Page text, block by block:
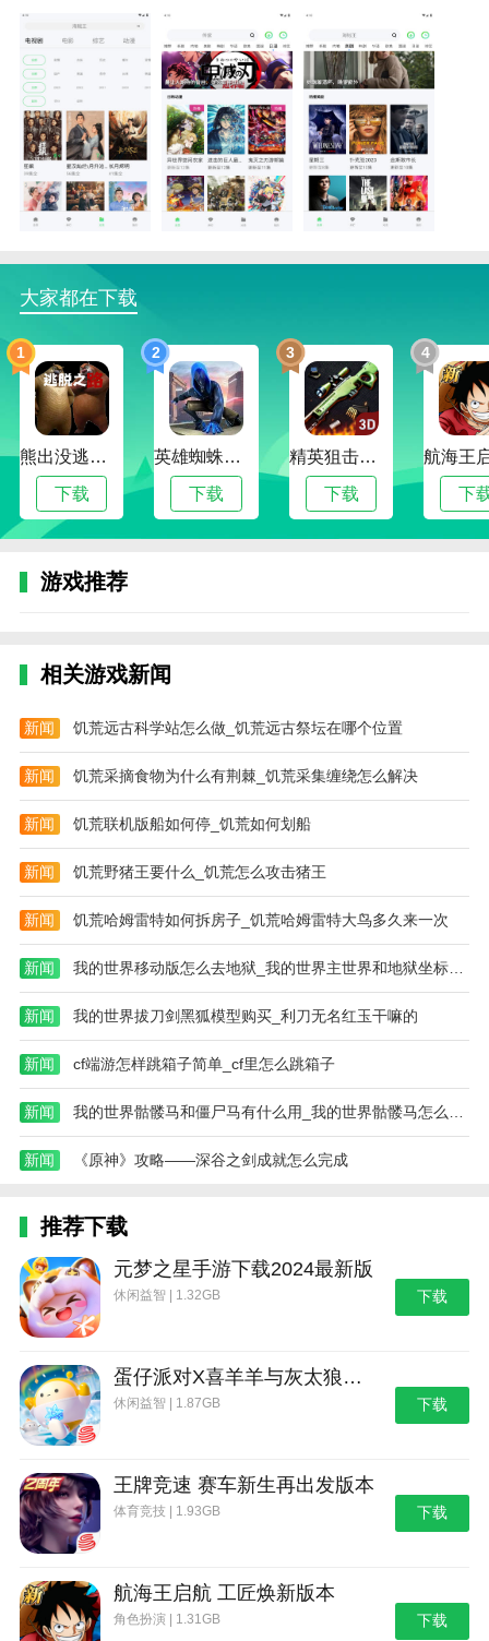
上观看电视剧。
竹叶视频免费追剧软件功能
1。无广告干扰:全程无广告干扰，让用户更好地享受观
影体验；
2。智能推荐:根据用户的观看记录，它可以智能地为用
户推荐相关的影视作品；
3。优化播放性能:优化播放性能，确保流畅的播放速度
4。电影排名:提供各类电影排名，快速找到热门优质的
影视作品。
竹叶视频免费追剧软件评估
竹叶视频免费追剧APP作为高清手机免费在线追剧应
用，具有免费高清、内容丰富、更新及时等诸多优势。
它提供了大量免费、高清的影视剧，满足了各类用户的
观看需求；同时，该APP还拥有智能推荐、个性化推荐
等多项特色功能，可为用户推荐相关且个性化的影视作
品，让手机追剧更轻松。
大家都在下载
1
熊出没逃脱之路
下载
2
英雄蜘蛛侠绳索格斗城市模拟器
下载
3
精英狙击手战区
下载
4
下
游戏推荐
相关游戏新闻
新闻 饥荒远古科学站怎么做_饥荒远古祭坛在哪个位置
新闻 饥荒采摘食物为什么有荆棘_饥荒采集缠绕怎么解决
新闻 饥荒联机版船如何停_饥荒如何划船
新闻 饥荒野猪王要什么_饥荒怎么攻击猪王
新闻 饥荒哈姆雷特如何拆房子_饥荒哈姆雷特大鸟多久来一次
新闻 我的世界移动版怎么去地狱_我的世界主世界和地狱坐标换算
新闻 我的世界拔刀剑黑狐模型购买_利刀无名红玉干嘛的
新闻 cf端游怎样跳箱子简单_cf里怎么跳箱子
新闻
新闻 《原神》攻略——深谷之剑成就怎么完成
推荐下载
元梦之星手游下载2024最新版
休闲益智 | 1.32GB 下载
蛋仔派对X喜羊羊与灰太狼联动第二弹版本
休闲益智 | 1.87GB 下载
王牌竞速 赛车新生再出发版本
体育竞技 | 1.93GB 下载
航海王启航 工匠焕新版本
角色扮演 | 1.31GB 下载